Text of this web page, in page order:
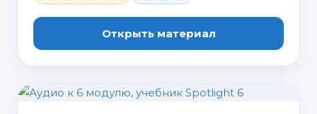
Открыть материал